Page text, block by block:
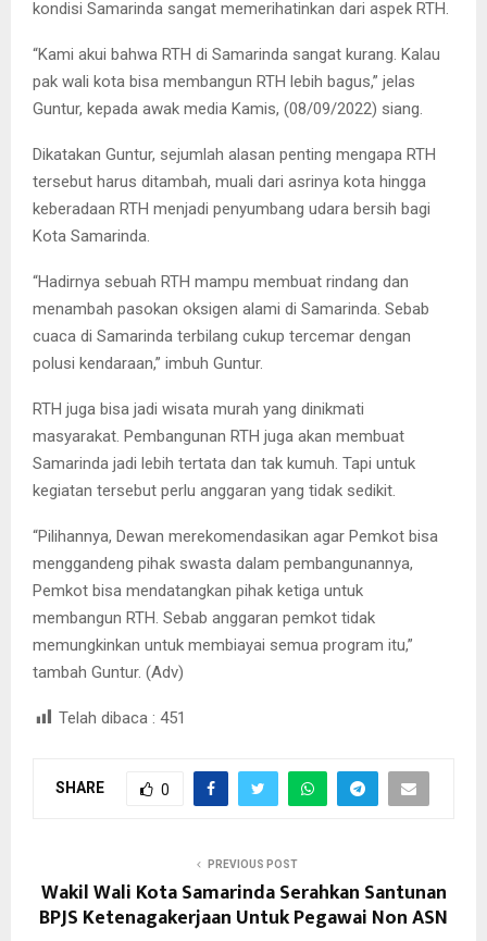
kondisi Samarinda sangat memerihatinkan dari aspek RTH.
“Kami akui bahwa RTH di Samarinda sangat kurang. Kalau
pak wali kota bisa membangun RTH lebih bagus,” jelas
Guntur, kepada awak media Kamis, (08/09/2022) siang.
Dikatakan Guntur, sejumlah alasan penting mengapa RTH
tersebut harus ditambah, muali dari asrinya kota hingga
keberadaan RTH menjadi penyumbang udara bersih bagi
Kota Samarinda.
“Hadirnya sebuah RTH mampu membuat rindang dan
menambah pasokan oksigen alami di Samarinda. Sebab
cuaca di Samarinda terbilang cukup tercemar dengan
polusi kendaraan,” imbuh Guntur.
RTH juga bisa jadi wisata murah yang dinikmati
masyarakat. Pembangunan RTH juga akan membuat
Samarinda jadi lebih tertata dan tak kumuh. Tapi untuk
kegiatan tersebut perlu anggaran yang tidak sedikit.
“Pilihannya, Dewan merekomendasikan agar Pemkot bisa
menggandeng pihak swasta dalam pembangunannya,
Pemkot bisa mendatangkan pihak ketiga untuk
membangun RTH. Sebab anggaran pemkot tidak
memungkinkan untuk membiayai semua program itu,”
tambah Guntur. (Adv)
Telah dibaca : 451
SHARE 0
PREVIOUS POST
Wakil Wali Kota Samarinda Serahkan Santunan
BPJS Ketenagakerjaan Untuk Pegawai Non ASN